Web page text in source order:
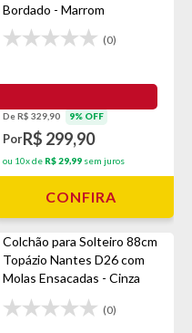
Bordado - Marrom
(0)
De R$ 329,90 9% OFF
PorR$ 299,90
ou 10x de R$ 29,99 sem juros
CONFIRA
Colchão para Solteiro 88cm
Topázio Nantes D26 com
Molas Ensacadas - Cinza
(0)